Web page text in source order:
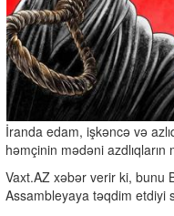
İranda edam, işkəncə və
həmçinin mədəni azdlıqların
Vaxt.AZ xəbər verir ki, bunu
Assambleyaya təqdim etdiyi